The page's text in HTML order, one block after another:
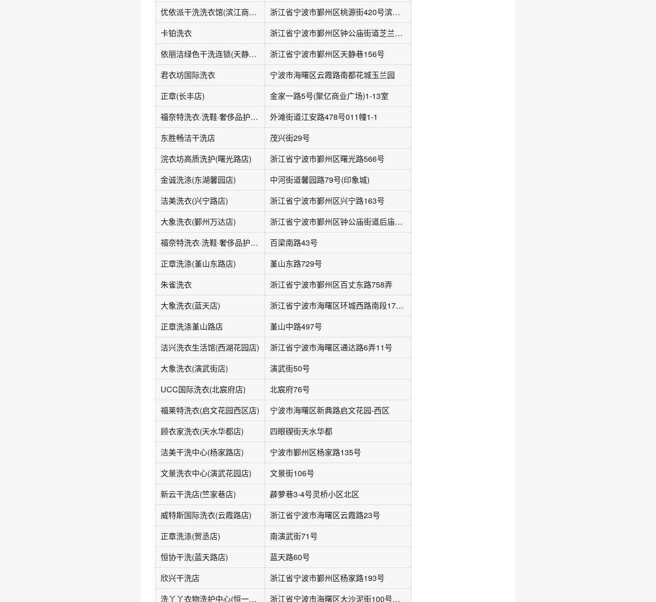
优依派干洗洗衣馆(滨江商业广场店)
浙江省宁波市鄞州区桃源街420号滨江商业广场F1层
卡铂洗衣
浙江省宁波市鄞州区钟公庙街道芝兰新城北门商铺100号
依丽洁绿色干洗连锁(天静巷店)
浙江省宁波市鄞州区天静巷156号
君衣坊国际洗衣
宁波市海曙区云霞路南都花城玉兰园
正章(长丰店)
金家一路5号(聚亿商业广场)1-13室
福奈特洗衣·洗鞋·奢侈品护理(江安路店)
外滩街道江安路478号011幢1-1
东胜畅洁干洗店
茂兴街29号
浣衣坊高质洗护(曙光路店)
浙江省宁波市鄞州区曙光路566号
金诚洗涤(东湖馨园店)
中河街道馨园路79号(印象城)
洁美洗衣(兴宁路店)
浙江省宁波市鄞州区兴宁路163号
大象洗衣(鄞州万达店)
浙江省宁波市鄞州区钟公庙街道后庙路95号
福奈特洗衣·洗鞋·奢侈品护理(百梁路店)
百梁南路43号
正章洗涤(堇山东路店)
堇山东路729号
朱雀洗衣
浙江省宁波市鄞州区百丈东路758弄
大象洗衣(蓝天店)
浙江省宁波市海曙区环城西路南段179号
正章洗涤堇山路店
堇山中路497号
洁兴洗衣生活馆(西湖花园店)
浙江省宁波市海曙区通达路6弄11号
大象洗衣(演武街店)
演武街50号
UCC国际洗衣(北宸府店)
北宸府76号
福莱特洗衣(启文花园西区店)
宁波市海曙区新典路启文花园-西区
顾衣家洗衣(天水华都店)
四眼碶街天水华都
洁美干洗中心(杨家路店)
宁波市鄞州区杨家路135号
文景洗衣中心(演武花园店)
文景街106号
新云干洗店(竺家巷店)
薜萝巷3-4号灵桥小区北区
威特斯国际洗衣(云霞路店)
浙江省宁波市海曙区云霞路23号
正章洗涤(贺丞店)
南演武街71号
恒协干洗(蓝天路店)
蓝天路60号
欣兴干洗店
浙江省宁波市鄞州区杨家路193号
洗丫丫衣物洗护中心(恒一城市广场店)
浙江省宁波市海曙区大沙泥街100号恒一城市广场F5